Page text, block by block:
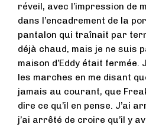
réveil, avec l’impression de
dans l’encadrement de la
pantalon qui traînait par
déjà chaud, mais je ne suis
maison d’Eddy était
les marches en me disant
jamais au courant, que
dire ce qu’il en pense. J’ai
j’ai arrêté de croire qu’il y